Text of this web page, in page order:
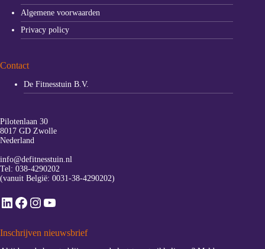
Algemene voorwaarden
Privacy policy
Contact
De Fitnesstuin B.V.
Pilotenlaan 30
8017 GD Zwolle
Nederland
info@defitnesstuin.nl
Tel: 038-4290202
(vanuit België: 0031-38-4290202)
LinkedIn
Facebook
Instagram
YouTube
Inschrijven nieuwsbrief